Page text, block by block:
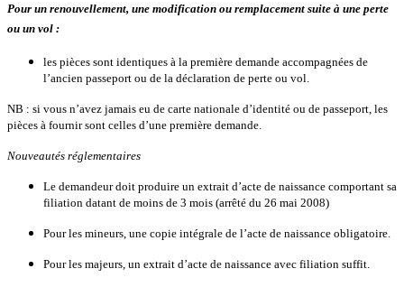
Pour un renouvellement, une modification ou remplacement suite à une perte
ou un vol :
les pièces sont identiques à la première demande accompagnées de
l’ancien passeport ou de la déclaration de perte ou vol.
NB : si vous n’avez jamais eu de carte nationale d’identité ou de passeport, les
pièces à fournir sont celles d’une première demande.
Nouveautés réglementaires
Le demandeur doit produire un extrait d’acte de naissance comportant sa
filiation datant de moins de 3 mois (arrêté du 26 mai 2008)
Pour les mineurs, une copie intégrale de l’acte de naissance obligatoire.
Pour les majeurs, un extrait d’acte de naissance avec filiation suffit.